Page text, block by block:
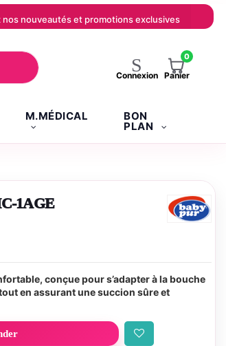
nouveautés et promotions exclusives
Connexion
0
Panier
M.MÉDICAL BON
PLAN
1AGE
conçue pour s’adapter à la bouche
en assurant une succion sûre et